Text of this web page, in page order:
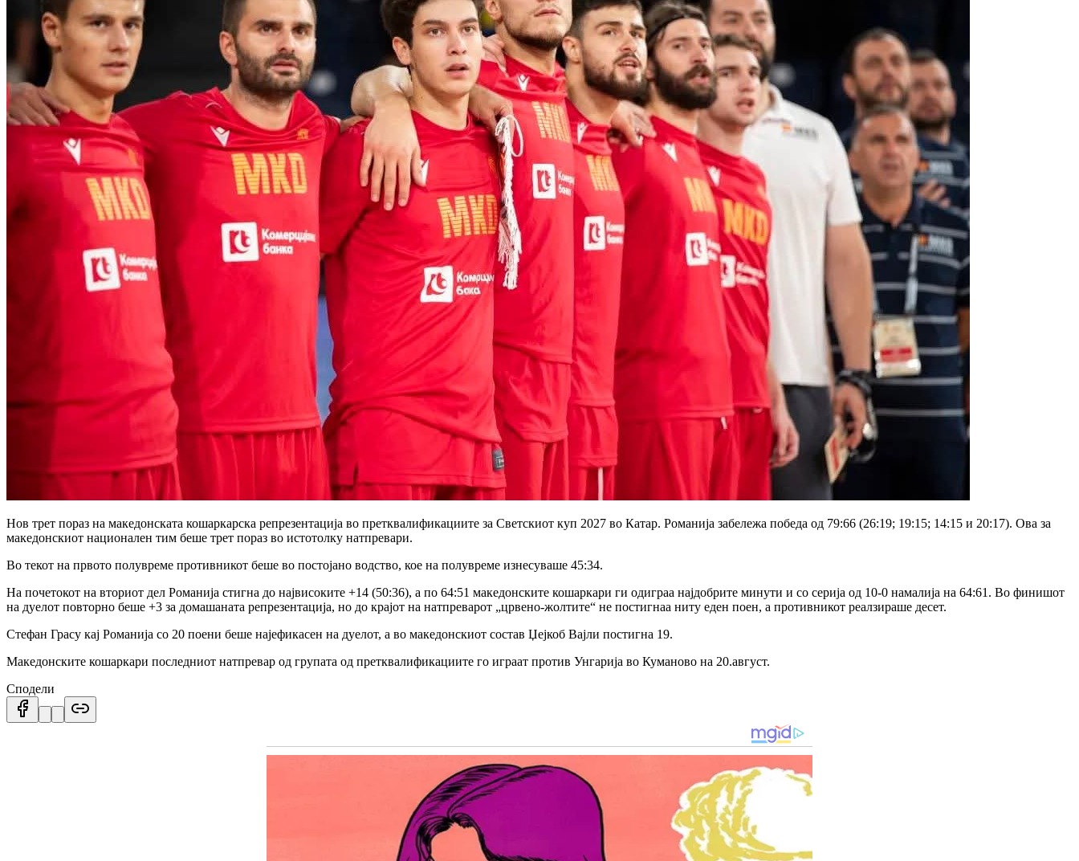
Нов трет пораз на македонската кошаркарска репрезентација во претквалификациите за Светскиот куп 2027 во Катар. Романија забележа победа од 79:66 (26:19; 19:15; 14:15 и 20:17). Ова за
македонскиот национален тим беше трет пораз во истотолку натпревари.
Во текот на првото полувреме противникот беше во постојано водство, кое на полувреме изнесуваше 45:34.
На почетокот на вториот дел Романија стигна до највисоките +14 (50:36), а по 64:51 македонските кошаркари ги одиграа најдобрите минути и со серија од 10-0 намалија на 64:61. Во финишот
на дуелот повторно беше +3 за домашаната репрезентација, но до крајот на натпреварот „црвено-жолтите“ не постигнаа ниту еден поен, а противникот реалзираше десет.
Стефан Грасу кај Романија со 20 поени беше најефикасен на дуелот, а во македонскиот состав Џејкоб Вајли постигна 19.
Македонските кошаркари последниот натпревар од групата од претквалификациите го играат против Унгарија во Куманово на 20.август.
Сподели